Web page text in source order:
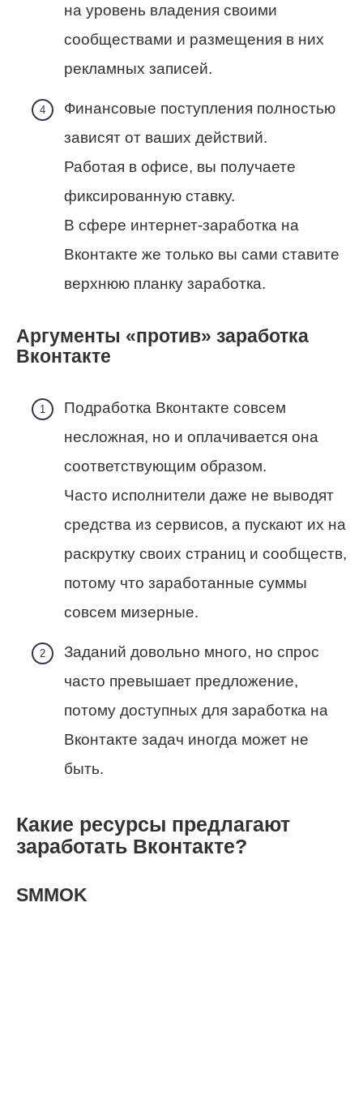
на уровень владения своими
сообществами и размещения в них
рекламных записей.
Финансовые поступления полностью
зависят от ваших действий.
Работая в офисе, вы получаете
фиксированную ставку.
В сфере интернет-заработка на
Вконтакте же только вы сами ставите
верхнюю планку заработка.
Аргументы «против» заработка
Вконтакте
Подработка Вконтакте совсем
несложная, но и оплачивается она
соответствующим образом.
Часто исполнители даже не выводят
средства из сервисов, а пускают их на
раскрутку своих страниц и сообществ,
потому что заработанные суммы
совсем мизерные.
Заданий довольно много, но спрос
часто превышает предложение,
потому доступных для заработка на
Вконтакте задач иногда может не
быть.
Какие ресурсы предлагают
заработать Вконтакте?
SMMOK